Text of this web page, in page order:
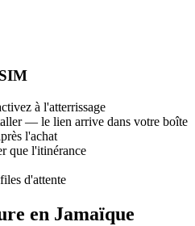
à l'atterrissage
— le lien arrive dans votre boîte
l'achat
que l'itinérance
d'attente
en Jamaïque